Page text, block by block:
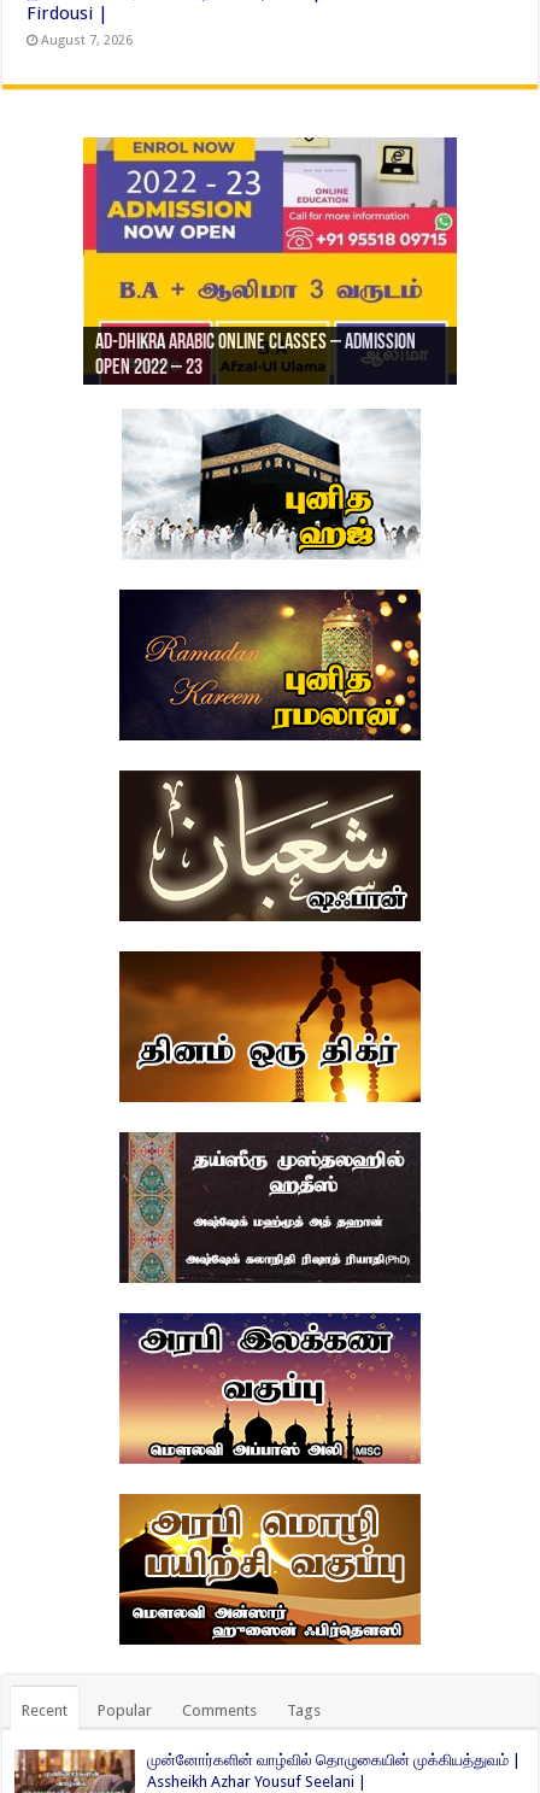
Firdousi |
August 7, 2026
Ad-Dhikra Arabic Online Classes – Admission
Open 2022 – 23
Ad-Dhikra Arabic Online Classes – BA Arabic
AD DHIKRA ARABIC COLLEGE ADMISSION
ரியாத் ஜும்ஆ தமிழாக்கம், Jamia Al Hajiri
Masjid (Kuwait Masjid), Malaz, Riyadh
Recent Popular Comments Tags
முன்னோர்களின் வாழ்வில் தொழுகையின் முக்கியத்துவம் |
Assheikh Azhar Yousuf Seelani |